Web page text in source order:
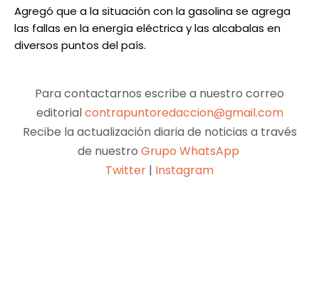
Agregó que a la situación con la gasolina se agrega
las fallas en la energía eléctrica y las alcabalas en
diversos puntos del país.
Para contactarnos escribe a nuestro correo
editorialcontrapuntoredaccion@gmail.com
Recibe la actualización diaria de noticias a través
de nuestro Grupo WhatsApp
Twitter | Instagram